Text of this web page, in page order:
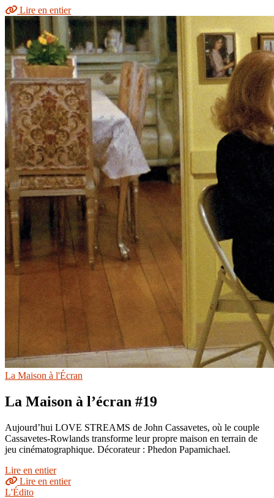
Lire en entier
La Maison à l'Écran
La Maison à l’écran #19
Aujourd’hui LOVE STREAMS de John Cassavetes, où le couple
Cassavetes-Rowlands transforme leur propre maison en terrain de
jeu cinématographique. Décorateur : Phedon Papamichael.
Lire en entier
Lire en entier
L'Édito